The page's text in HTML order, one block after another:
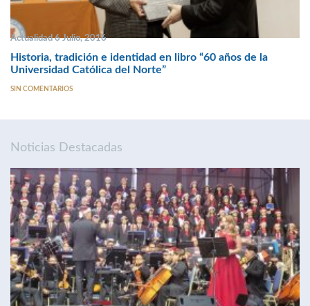
Actualidad 6 Julio, 2016
Historia, tradición e identidad en libro “60 años de la
Universidad Católica del Norte”
SIN COMENTARIOS
Noticias Destacadas